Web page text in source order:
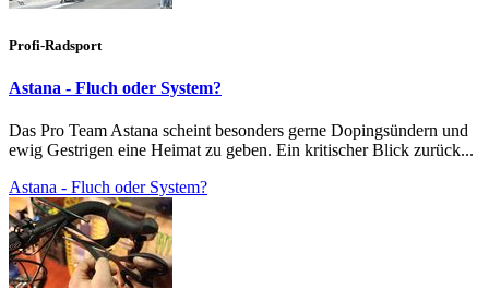
Profi-Radsport
Astana - Fluch oder System?
Das Pro Team Astana scheint besonders gerne Dopingsündern und
ewig Gestrigen eine Heimat zu geben. Ein kritischer Blick zurück...
Astana - Fluch oder System?